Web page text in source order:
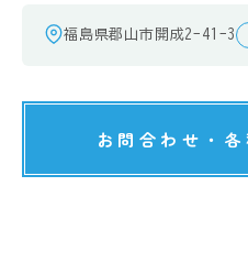
福島県郡山市開成2-41-3
お問合わせ・